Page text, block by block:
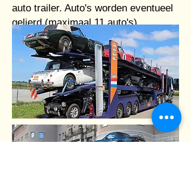
auto trailer. Auto's worden eventueel
gelierd (maximaal 11 auto's).